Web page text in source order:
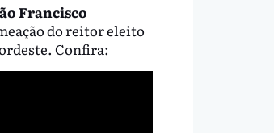
Francisco
do reitor eleito
Confira: